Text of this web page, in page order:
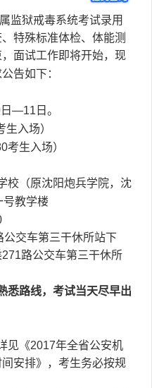
狱戒毒系统考试录用
特殊标准体检、体能测
面试工作即将开始，现
告如下：
—11日。
入场）
生入场）
（原沈阳炮兵学院，沈
号教学楼
公交车第三干休所站下
路公交车第三干休所
路线，考试当天尽早出
《2017年全省公安机
安排》，考生务必按规